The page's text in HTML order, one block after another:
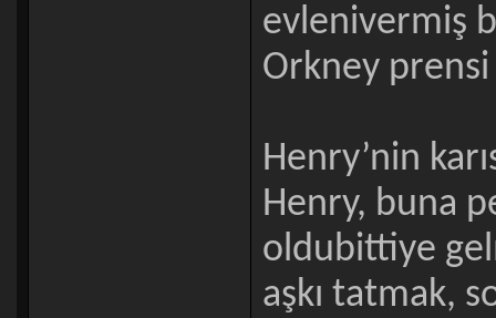
evlenivermiş
Orkney prensi
Henry’nin
Henry, buna
oldubittiye
aşkı tatmak,